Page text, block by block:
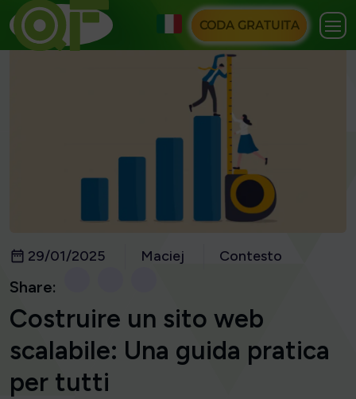
CODA GRATUITA
29/01/2025 Maciej Contesto
Share:
Costruire un sito web
scalabile: Una guida pratica
per tutti